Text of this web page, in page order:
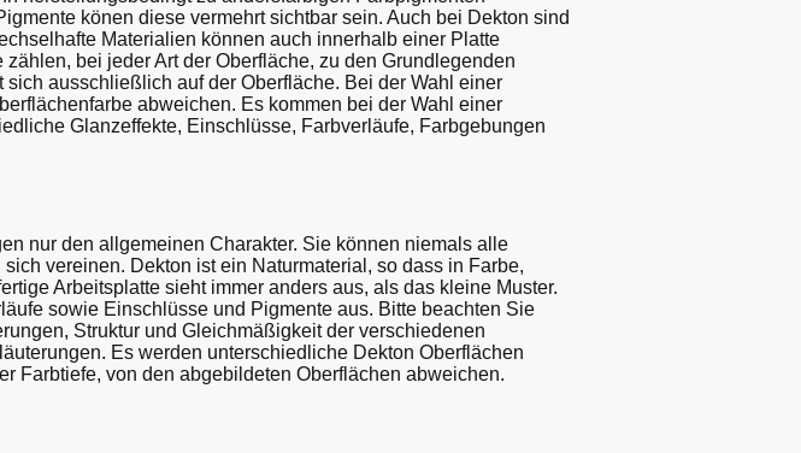
könen diese vermehrt sichtbar sein. Auch bei Dekton sind
Materialien können auch innerhalb einer Platte
bei jeder Art der Oberfläche, zu den Grundlegenden
ausschließlich auf der Oberfläche. Bei der Wahl einer
abweichen. Es kommen bei der Wahl einer
Glanzeffekte, Einschlüsse, Farbverläufe, Farbgebungen
nur den allgemeinen Charakter. Sie können niemals alle
vereinen. Dekton ist ein Naturmaterial, so dass in Farbe,
Arbeitsplatte sieht immer anders aus, als das kleine Muster.
sowie Einschlüsse und Pigmente aus. Bitte beachten Sie
Struktur und Gleichmäßigkeit der verschiedenen
Es werden unterschiedliche Dekton Oberflächen
Farbtiefe, von den abgebildeten Oberflächen abweichen.